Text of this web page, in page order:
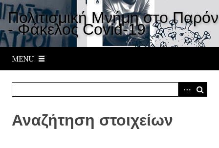
S
k
i
p
Πολιτισμική Μνήμη στο Παρόν
- Φάκελος Covid-19
MENU
Αναζήτηση στοιχείων